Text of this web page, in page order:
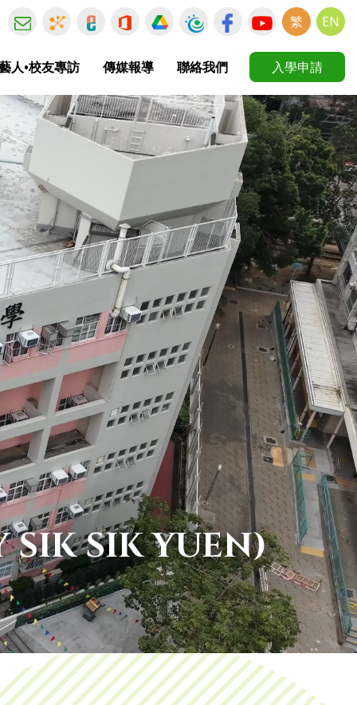
繁 EN
人•校友專訪 傳媒報導 聯絡我們 入學申請
SIK SIK YUEN)